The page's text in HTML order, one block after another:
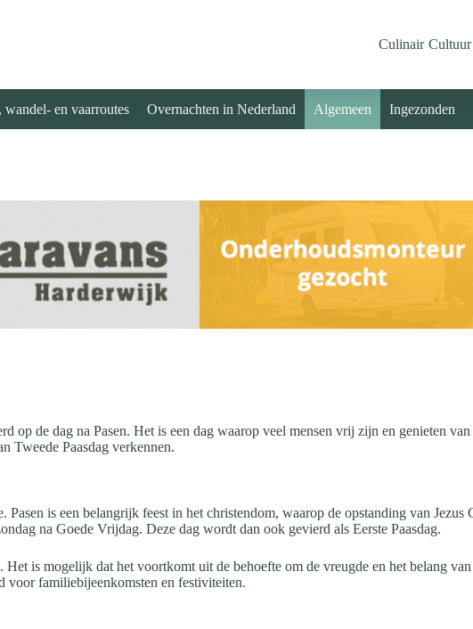
Culinair Cultuur
wandel- en vaarroutes Overnachten in Nederland Algemeen Ingezonden
op de dag na Pasen. Het is een dag waarop veel mensen vrij zijn en genieten
Tweede Paasdag verkennen.
is een belangrijk feest in het christendom, waarop de opstanding van
na Goede Vrijdag. Deze dag wordt dan ook gevierd als Eerste Paasdag.
is mogelijk dat het voortkomt uit de behoefte om de vreugde en het belang
voor familiebijeenkomsten en festiviteiten.